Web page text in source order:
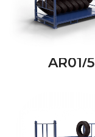
AR01/5